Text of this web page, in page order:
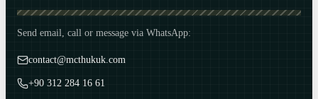
Send email, call or message via WhatsApp:
contact@mcthukuk.com
+90 312 284 16 61